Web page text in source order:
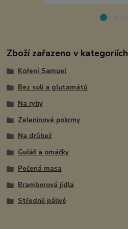
Zboží zařazeno v kategoriích
Koření Samuel
Bez soli a glutamátů
Na ryby
Zeleninové pokrmy
Na drůbež
Guláš a omáčky
Pečená masa
Bramborová jídla
Středně pálivé